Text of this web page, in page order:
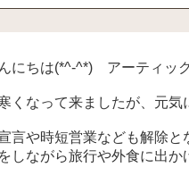
にちは(*^-^*) アーティッ
くなって来ましたが、元気
言や時短営業なども解除と
しながら旅行や外食に出か